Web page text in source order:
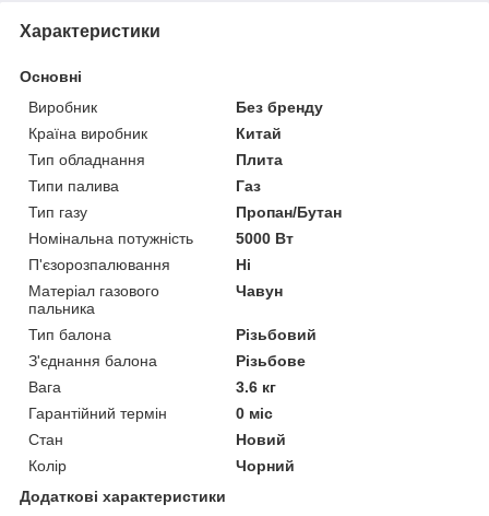
Характеристики
Основні
Виробник
Без бренду
Країна виробник
Китай
Тип обладнання
Плита
Типи палива
Газ
Тип газу
Пропан/Бутан
Номінальна потужність
5000 Вт
П'єзорозпалювання
Ні
Матеріал газового
пальника
Чавун
Тип балона
Різьбовий
З'єднання балона
Різьбове
Вага
3.6 кг
Гарантійний термін
0 міс
Стан
Новий
Колір
Чорний
Додаткові характеристики